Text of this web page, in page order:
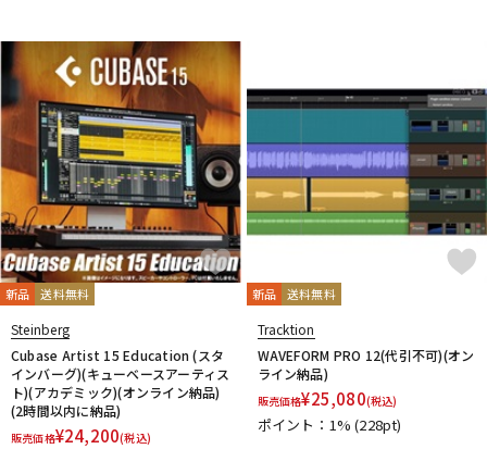
新品 送料無料
Steinberg
Cubase Artist 15 Education (スタ
インバーグ)(キューベースアーティス
ト)(アカデミック)(オンライン納品)
(2時間以内に納品)
販売価格¥24,200(税込)
新品 送料無料
Tracktion
WAVEFORM PRO 12(代引不可)(オン
ライン納品)
販売価格¥25,080(税込)
ポイント：1%(228pt)